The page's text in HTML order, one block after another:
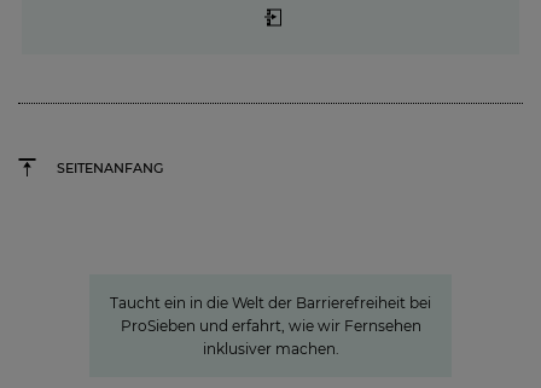
SEITENANFANG
Taucht ein in die Welt der Barrierefreiheit bei
ProSieben und erfahrt, wie wir Fernsehen
inklusiver machen.